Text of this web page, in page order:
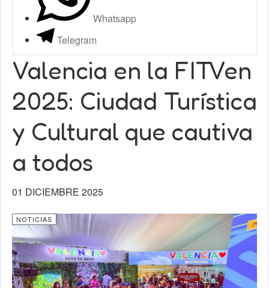
Whatsapp
Telegram
Valencia en la FITVen
2025: Ciudad Turística
y Cultural que cautiva
a todos
01 DICIEMBRE 2025
NOTICIAS